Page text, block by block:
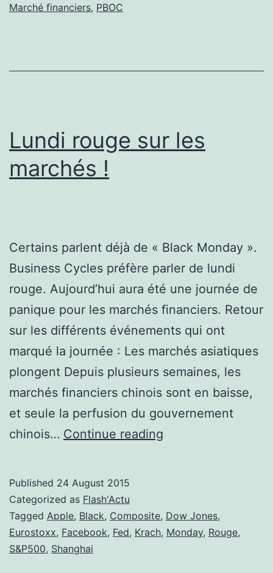
krach
Marché financiers, PBOC
Lundi rouge sur les
marchés !
Certains parlent déjà de « Black Monday ».
Business Cycles préfère parler de lundi
rouge. Aujourd’hui aura été une journée de
panique pour les marchés financiers. Retour
sur les différents événements qui ont
marqué la journée : Les marchés asiatiques
plongent Depuis plusieurs semaines, les
marchés financiers chinois sont en baisse,
et seule la perfusion du gouvernement
chinois… Continue reading
marchés
Published 24 August 2015
Categorized as Flash'Actu
Tagged Apple, Black, Composite, Dow Jones,
Eurostoxx, Facebook, Fed, Krach, Monday, Rouge,
S&P500, Shanghai